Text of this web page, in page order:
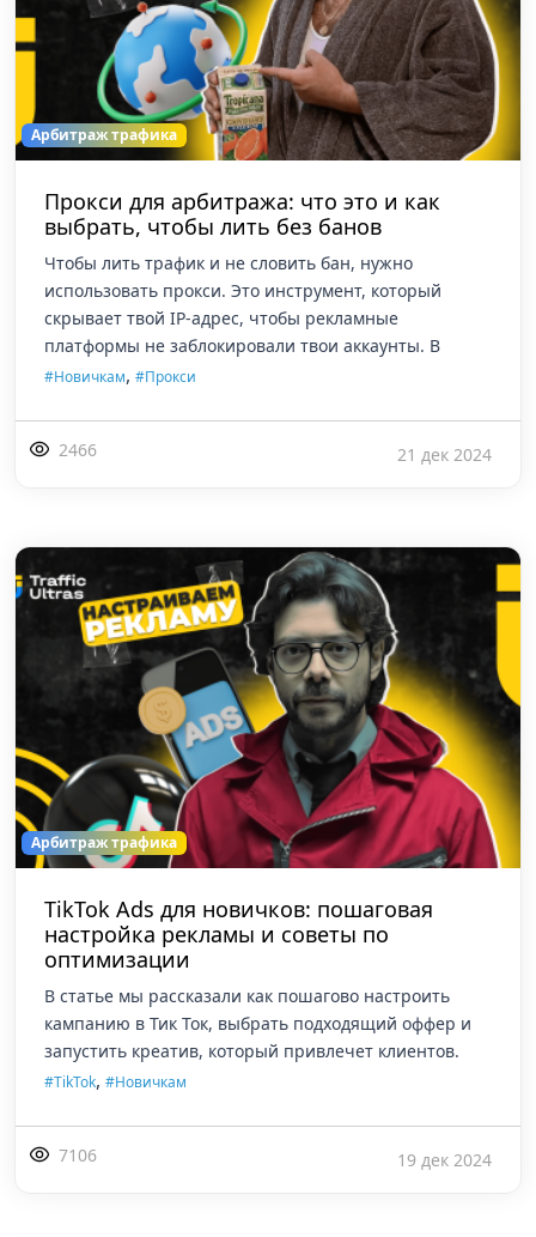
Арбитраж трафика
Прокси для арбитража: что это и как
выбрать, чтобы лить без банов
Чтобы лить трафик и не словить бан, нужно
использовать прокси. Это инструмент, который
скрывает твой IP-адрес, чтобы рекламные
платформы не заблокировали твои аккаунты. В
#Новичкам, #Прокси
2466 21 дек 2024
Арбитраж трафика
TikTok Ads для новичков: пошаговая
настройка рекламы и советы по
оптимизации
В статье мы рассказали как пошагово настроить
кампанию в Тик Ток, выбрать подходящий оффер и
запустить креатив, который привлечет клиентов.
#TikTok, #Новичкам
7106 19 дек 2024